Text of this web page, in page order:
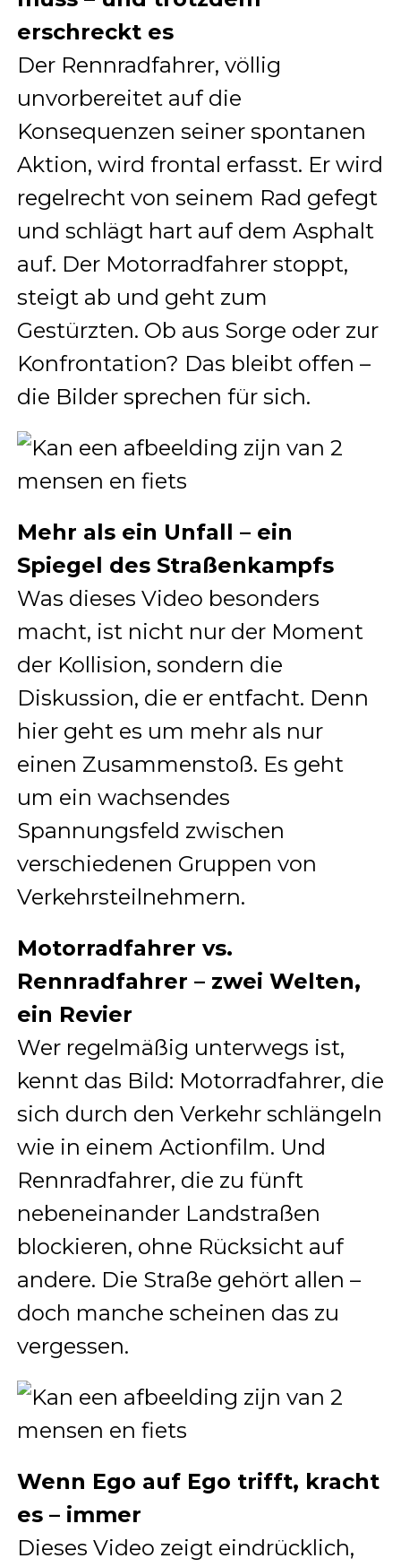
erschreckt es
Der Rennradfahrer, völlig
unvorbereitet auf die
Konsequenzen seiner spontanen
Aktion, wird frontal erfasst. Er wird
regelrecht von seinem Rad gefegt
und schlägt hart auf dem Asphalt
auf. Der Motorradfahrer stoppt,
steigt ab und geht zum
Gestürzten. Ob aus Sorge oder zur
Konfrontation? Das bleibt offen –
die Bilder sprechen für sich.
Mehr als ein Unfall – ein
Spiegel des Straßenkampfs
Was dieses Video besonders
macht, ist nicht nur der Moment
der Kollision, sondern die
Diskussion, die er entfacht. Denn
hier geht es um mehr als nur
einen Zusammenstoß. Es geht
um ein wachsendes
Spannungsfeld zwischen
verschiedenen Gruppen von
Verkehrsteilnehmern.
Motorradfahrer vs.
Rennradfahrer – zwei Welten,
ein Revier
Wer regelmäßig unterwegs ist,
kennt das Bild: Motorradfahrer, die
sich durch den Verkehr schlängeln
wie in einem Actionfilm. Und
Rennradfahrer, die zu fünft
nebeneinander Landstraßen
blockieren, ohne Rücksicht auf
andere. Die Straße gehört allen –
doch manche scheinen das zu
vergessen.
Wenn Ego auf Ego trifft, kracht
es – immer
Dieses Video zeigt eindrücklich,